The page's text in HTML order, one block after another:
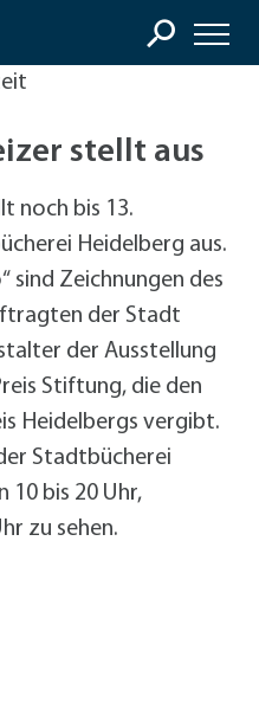
stellt aus
noch bis 13.
Heidelberg aus.
sind Zeichnungen des
der Stadt
der Ausstellung
Stiftung, die den
Heidelbergs vergibt.
Stadtbücherei
10 bis 20 Uhr,
zu sehen.